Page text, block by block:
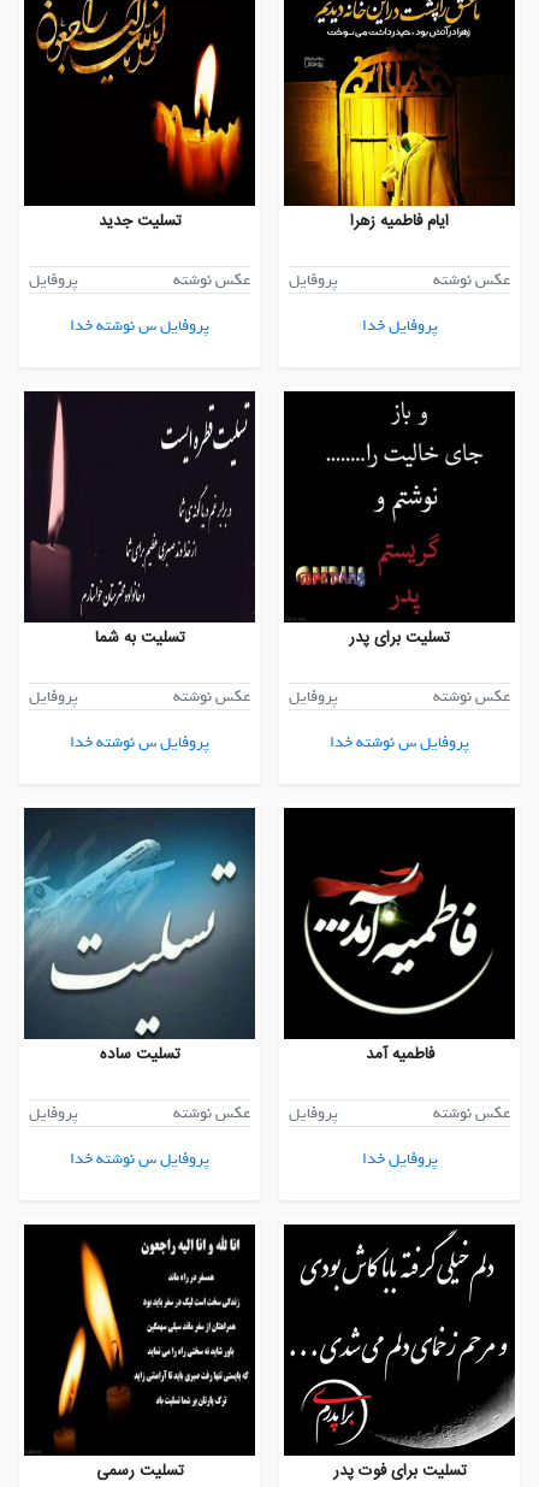
ایام فاطمیه زهرا
عکس نوشته
پروفایل
پروفایل خدا
تسلیت جدید
عکس نوشته
پروفایل
پروفایل س نوشته خدا
تسلیت برای پدر
عکس نوشته
پروفایل
پروفایل س نوشته خدا
تسلیت به شما
عکس نوشته
پروفایل
پروفایل س نوشته خدا
فاطمیه آمد
عکس نوشته
پروفایل
پروفایل خدا
تسلیت ساده
عکس نوشته
پروفایل
پروفایل س نوشته خدا
تسلیت برای فوت پدر تسلیت رسمی